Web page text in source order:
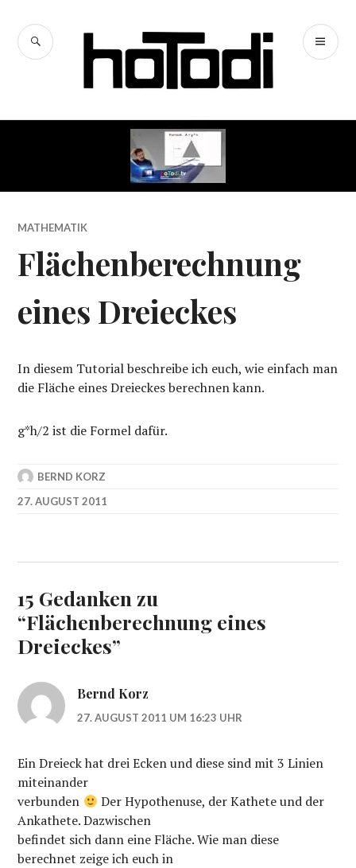
Inhalt
springen
hoTodi
SUCHE
MATHEMATIK
Flächenberechnung
eines Dreieckes
In diesem Tutorial beschreibe ich euch, wie einfach man
die Fläche eines Dreieckes berechnen kann.
g*h/2 ist die Formel dafür.
BERND KORZ
27. AUGUST 2011
15 Gedanken zu
“Flächenberechnung eines
Dreieckes”
Bernd Korz
27. AUGUST 2011 UM 16:23 UHR
Ein Dreieck hat drei Ecken und diese sind mit 3 Linien
miteinander
verbunden
Der Hypothenuse, der Kathete und der
Ankathete. Dazwischen
befindet sich dann eine Fläche. Wie man diese
berechnet zeige ich euch in